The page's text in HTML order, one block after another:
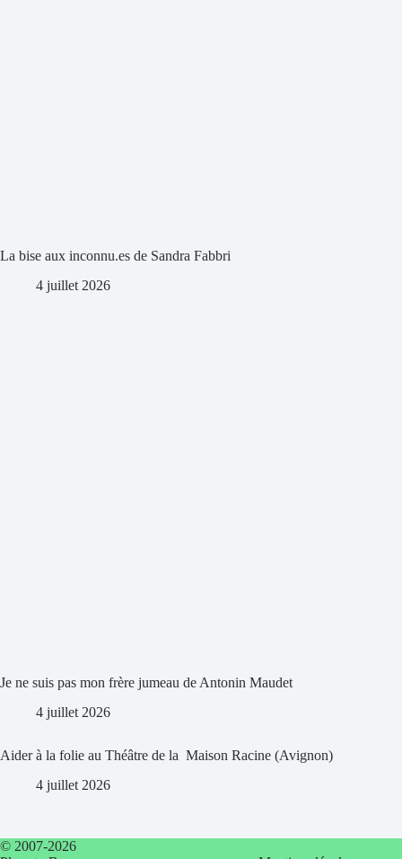
La bise aux inconnu.es de Sandra Fabbri
4 juillet 2026
Je ne suis pas mon frère jumeau de Antonin Maudet
4 juillet 2026
Aider à la folie au Théâtre de la Maison Racine (Avignon)
4 juillet 2026
© 2007-2026